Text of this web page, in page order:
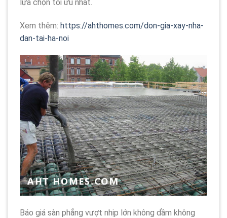
lựa chọn tối ưu nhất.
Xem thêm: https://ahthomes.com/don-gia-xay-nha-
dan-tai-ha-noi
Báo giá sàn phẳng vượt nhịp lớn không dầm không